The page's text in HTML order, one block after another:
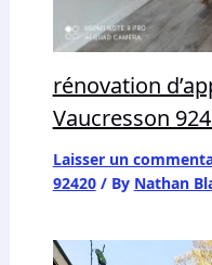
rénovation
Vaucresson
Laisser un
92420/ By Nathan